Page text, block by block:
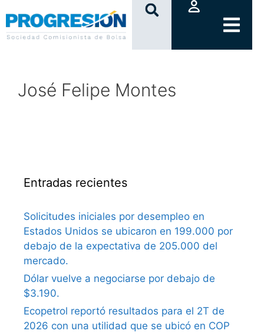
clic
José Felipe Montes
Entradas recientes
Solicitudes iniciales por desempleo en
Estados Unidos se ubicaron en 199.000 por
debajo de la expectativa de 205.000 del
mercado.
Dólar vuelve a negociarse por debajo de
$3.190.
Ecopetrol reportó resultados para el 2T de
2026 con una utilidad que se ubicó en COP